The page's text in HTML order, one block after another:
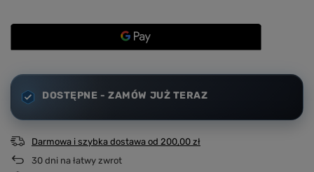
DOSTĘPNE - ZAMÓW JUŻ TERAZ
Darmowa i szybka dostawa od 200,00 zł
30 dni na łatwy zwrot